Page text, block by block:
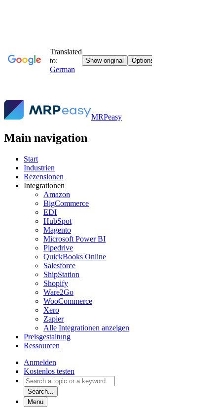
MRPeasy
Main navigation
Start
Industrien
Rezensionen
Integrationen
Amazon
BigCommerce
EDI
HubSpot
Magento
Microsoft Power BI
Pipedrive
QuickBooks Online
Salesforce
ShipStation
Shopify
Ware2Go
WooCommerce
Xero
Zapier
Alle Integrationen anzeigen
Preisgestaltung
Ressourcen
Anmelden
Kostenlos testen
Search...
Menu